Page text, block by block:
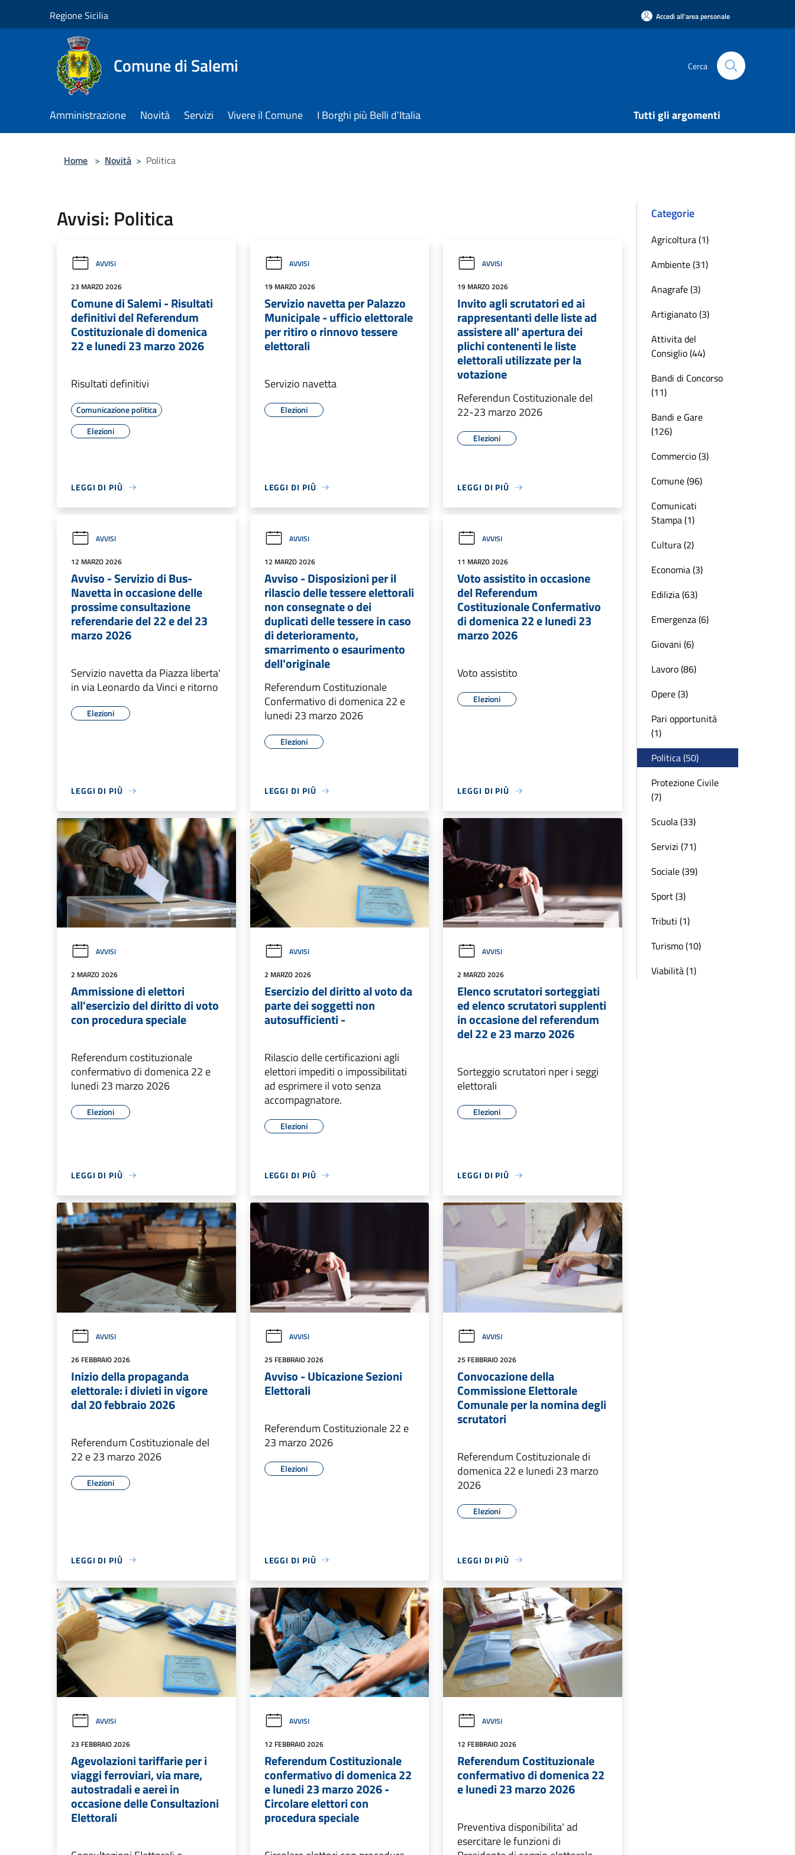
Regione Sicilia Accedi all'area personale
Comune di Salemi Cerca
Amministrazione Novità Servizi Vivere il Comune I Borghi più Belli d'Italia Tutti gli argomenti
Home > Novità > Politica
Avvisi: Politica
AVVISI
23 MARZO 2026
Comune di Salemi - Risultati
definitivi del Referendum
Costituzionale di domenica
22 e lunedi 23 marzo 2026
Risultati definitivi
Comunicazione politica
Elezioni
LEGGI DI PIÙ
AVVISI
19 MARZO 2026
Servizio navetta per Palazzo
Municipale - ufficio elettorale
per ritiro o rinnovo tessere
elettorali
Servizio navetta
Elezioni
LEGGI DI PIÙ
AVVISI
19 MARZO 2026
Invito agli scrutatori ed ai
rappresentanti delle liste ad
assistere all' apertura dei
plichi contenenti le liste
elettorali utilizzate per la
votazione
Referendun Costituzionale del
22-23 marzo 2026
Elezioni
LEGGI DI PIÙ
AVVISI
12 MARZO 2026
Avviso - Servizio di Bus-
Navetta in occasione delle
prossime consultazione
referendarie del 22 e del 23
marzo 2026
Servizio navetta da Piazza liberta'
in via Leonardo da Vinci e ritorno
Elezioni
LEGGI DI PIÙ
AVVISI
12 MARZO 2026
Avviso - Disposizioni per il
rilascio delle tessere elettorali
non consegnate o dei
duplicati delle tessere in caso
di deterioramento,
smarrimento o esaurimento
dell'originale
Referendum Costituzionale
Confermativo di domenica 22 e
lunedi 23 marzo 2026
Elezioni
LEGGI DI PIÙ
AVVISI
11 MARZO 2026
Voto assistito in occasione
del Referendum
Costituzionale Confermativo
di domenica 22 e lunedi 23
marzo 2026
Voto assistito
Elezioni
LEGGI DI PIÙ
AVVISI
2 MARZO 2026
Ammissione di elettori
all'esercizio del diritto di voto
con procedura speciale
Referendum costituzionale
confermativo di domenica 22 e
lunedi 23 marzo 2026
Elezioni
LEGGI DI PIÙ
AVVISI
2 MARZO 2026
Esercizio del diritto al voto da
parte dei soggetti non
autosufficienti -
Rilascio delle certificazioni agli
elettori impediti o impossibilitati
ad esprimere il voto senza
accompagnatore.
Elezioni
LEGGI DI PIÙ
AVVISI
2 MARZO 2026
Elenco scrutatori sorteggiati
ed elenco scrutatori supplenti
in occasione del referendum
del 22 e 23 marzo 2026
Sorteggio scrutatori nper i seggi
elettorali
Elezioni
LEGGI DI PIÙ
AVVISI
26 FEBBRAIO 2026
Inizio della propaganda
elettorale: i divieti in vigore
dal 20 febbraio 2026
Referendum Costituzionale del
22 e 23 marzo 2026
Elezioni
LEGGI DI PIÙ
AVVISI
25 FEBBRAIO 2026
Avviso - Ubicazione Sezioni
Elettorali
Referendum Costituzionale 22 e
23 marzo 2026
Elezioni
LEGGI DI PIÙ
AVVISI
25 FEBBRAIO 2026
Convocazione della
Commissione Elettorale
Comunale per la nomina degli
scrutatori
Referendum Costituzionale di
domenica 22 e lunedi 23 marzo
2026
Elezioni
LEGGI DI PIÙ
AVVISI
23 FEBBRAIO 2026
Agevolazioni tariffarie per i
viaggi ferroviari, via mare,
autostradali e aerei in
occasione delle Consultazioni
Elettorali
AVVISI
12 FEBBRAIO 2026
Referendum Costituzionale
confermativo di domenica 22
e lunedi 23 marzo 2026 -
Circolare elettori con
procedura speciale
AVVISI
12 FEBBRAIO 2026
Referendum Costituzionale
confermativo di domenica 22
e lunedi 23 marzo 2026
Preventiva disponibilita' ad
esercitare le funzioni di
Categorie
Agricoltura (1)
Ambiente (31)
Anagrafe (3)
Artigianato (3)
Attivita del
Consiglio (44)
Bandi di Concorso
(11)
Bandi e Gare
(126)
Commercio (3)
Comune (96)
Comunicati
Stampa (1)
Cultura (2)
Economia (3)
Edilizia (63)
Emergenza (6)
Giovani (6)
Lavoro (86)
Opere (3)
Pari opportunità
(1)
Politica (50)
Protezione Civile
(7)
Scuola (33)
Servizi (71)
Sociale (39)
Sport (3)
Tributi (1)
Turismo (10)
Viabilità (1)